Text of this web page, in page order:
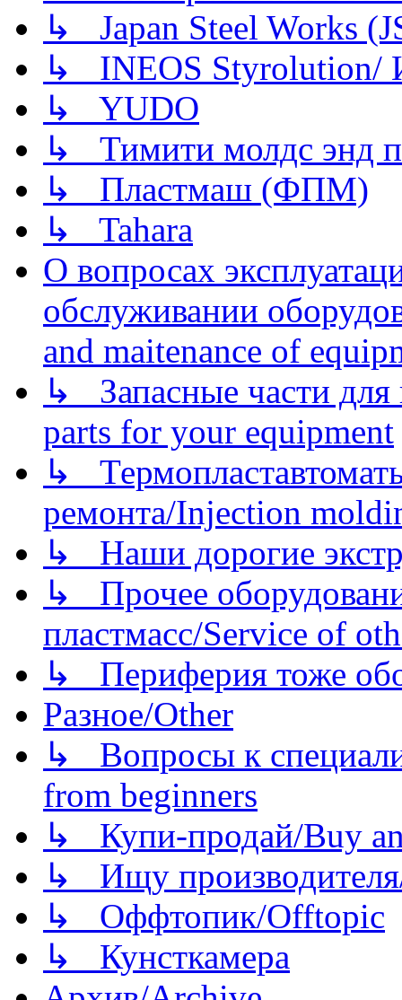
↳ Japan Steel Works
↳ INEOS
↳ YUDO
↳ Тимити молдс энд
↳ Пластмаш (ФПМ)
↳ Tahara
О вопросах
обслуживании
and maitenance of
↳ Запасные части для
parts for your equipment
↳
ремонта/Injection
↳ Наши дорогие
↳ Прочее
пластмасс/Service of
↳ Периферия тоже
Разное/Other
↳ Вопросы к
from beginners
↳ Купи-продай/Buy
↳ Ищу
↳ Оффтопик/Offtopic
↳ Кунсткамера